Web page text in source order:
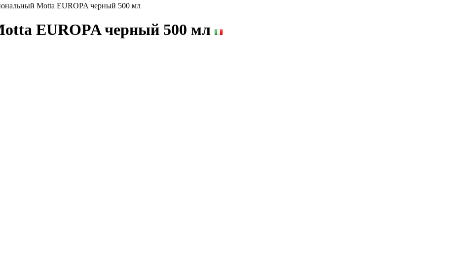
Motta EUROPA черный 500 мл
EUROPA черный 500 мл